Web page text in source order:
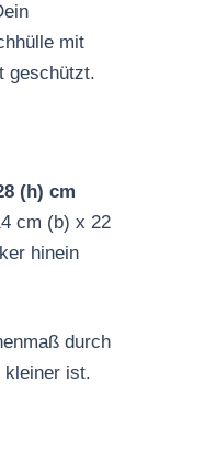
mit
geschützt.
(h) cm
cm (b) x 22
hinein
durch
kleiner ist.